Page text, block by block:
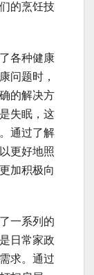
的烹饪技
各种健康
问题时，
的解决方
失眠，这
通过了解
更好地照
加积极向
一系列的
日常家政
求。通过